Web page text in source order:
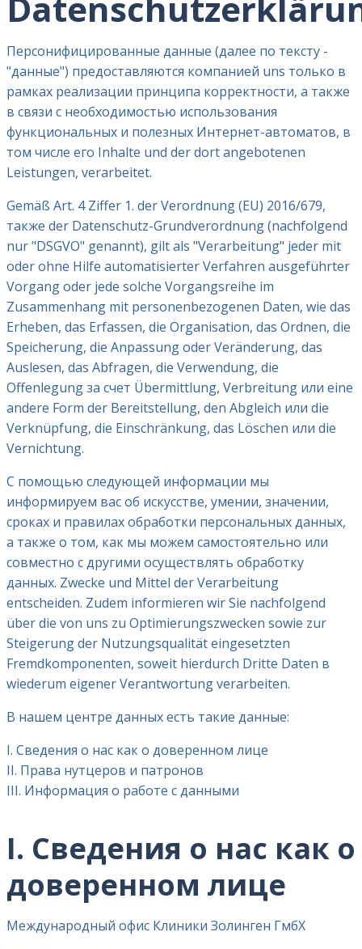
Персонифицированные данные (далее по тексту -
"данные") предоставляются компанией uns только в
рамках реализации принципа корректности, а также
в связи с необходимостью использования
функциональных и полезных Интернет-автоматов, в
том числе его Inhalte und der dort angebotenen
Leistungen, verarbeitet.
Gemäß Art. 4 Ziffer 1. der Verordnung (EU) 2016/679,
также der Datenschutz-Grundverordnung (nachfolgend
nur "DSGVO" genannt), gilt als "Verarbeitung" jeder mit
oder ohne Hilfe automatisierter Verfahren ausgeführter
Vorgang oder jede solche Vorgangsreihe im
Zusammenhang mit personenbezogenen Daten, wie das
Erheben, das Erfassen, die Organisation, das Ordnen, die
Speicherung, die Anpassung oder Veränderung, das
Auslesen, das Abfragen, die Verwendung, die
Offenlegung за счет Übermittlung, Verbreitung или eine
andere Form der Bereitstellung, den Abgleich или die
Verknüpfung, die Einschränkung, das Löschen или die
Vernichtung.
С помощью следующей информации мы
информируем вас об искусстве, умении, значении,
сроках и правилах обработки персональных данных,
а также о том, как мы можем самостоятельно или
совместно с другими осуществлять обработку
данных. Zwecke und Mittel der Verarbeitung
entscheiden. Zudem informieren wir Sie nachfolgend
über die von uns zu Optimierungszwecken sowie zur
Steigerung der Nutzungsqualität eingesetzten
Fremdkomponenten, soweit hierdurch Dritte Daten в
wiederum eigener Verantwortung verarbeiten.
В нашем центре данных есть такие данные:
I. Сведения о нас как о доверенном лице
II. Права нутцеров и патронов
III. Информация о работе с данными
I. Сведения о нас как о
доверенном лице
Международный офис Клиники Золинген ГмбХ